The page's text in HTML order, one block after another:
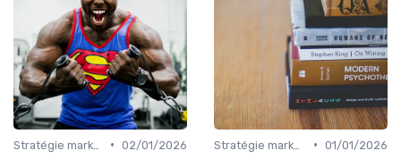
• 02/01/2026
• 01/01/2026